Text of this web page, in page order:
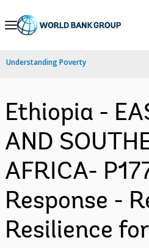
Skip
Navigation
Understanding Poverty
Ethiopia -
AND
AFRICA-
Response -
Resilience